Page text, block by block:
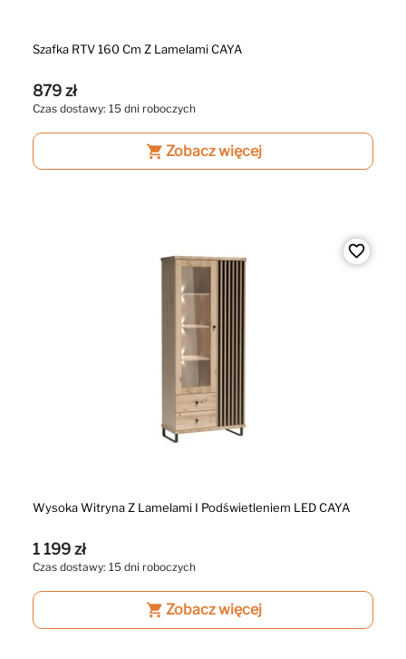
Szafka RTV 160 Cm Z Lamelami CAYA
879 zł
Czas dostawy: 15 dni roboczych
shopping_cart Zobacz więcej
favorite_border
Wysoka Witryna Z Lamelami I Podświetleniem LED CAYA
1 199 zł
Czas dostawy: 15 dni roboczych
shopping_cart Zobacz więcej